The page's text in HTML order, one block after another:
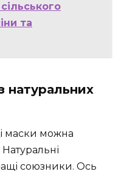
та
натуральних
маски можна
союзники. Ось